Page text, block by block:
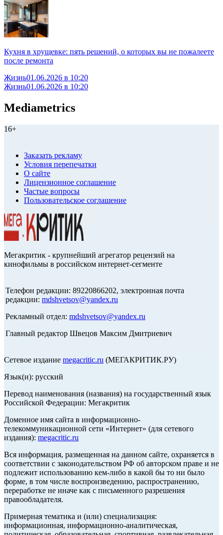
Кухня в хрущевке: пять решений, о которых вы не пожалеете
после ремонта
Жизнь01.06.2026 в 10:20
Жизнь01.06.2026 в 10:20
Mediametrics
16+
Заказать рекламу
Условия перепечатки
О сайте
Лицензионное соглашение
Частые вопросы
Пользовательское соглашение
Мегакритик - крупнейший агрегатор рецензий на
кинофильмы в российском интернет-сегменте
Телефон редакции: 89220866202, электронная почта
редакции: mdshvetsov@yandex.ru
Рекламный отдел: mdshvetsov@yandex.ru
Главный редактор Швецов Максим Дмитриевич
Сетевое издание megacritic.ru (МЕГАКРИТИК.РУ)
Язык(и): русский
Перевод наименования (названия) на государственный язык
Российской Федерации: Мегакритик
Доменное имя сайта в информационно-
телекоммуникационной сети «Интернет» (для сетевого
издания): megacritic.ru
Вся информация, размещенная на данном сайте, охраняется в
соответствии с законодательством РФ об авторском праве и не
подлежит использованию кем-либо в какой бы то ни было
форме, в том числе воспроизведению, распространению,
переработке не иначе как с письменного разрешения
правообладателя.
Примерная тематика и (или) специализация:
информационная, информационно-аналитическая,